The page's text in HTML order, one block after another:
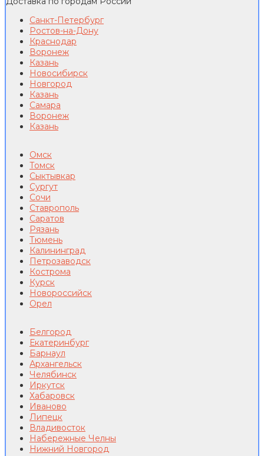
Санкт-Петербург
Ростов-на-Дону
Краснодар
Воронеж
Казань
Новосибирск
Новгород
Казань
Самара
Воронеж
Казань
Омск
Томск
Сыктывкар
Сургут
Сочи
Ставрополь
Саратов
Рязань
Тюмень
Калининград
Петрозаводск
Кострома
Курск
Новороссийск
Орел
Белгород
Екатеринбург
Барнаул
Архангельск
Челябинск
Иркутск
Хабаровск
Иваново
Липецк
Владивосток
Набережные Челны
Нижний Новгород